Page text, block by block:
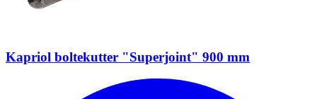
Kapriol boltekutter "Superjoint" 900 mm